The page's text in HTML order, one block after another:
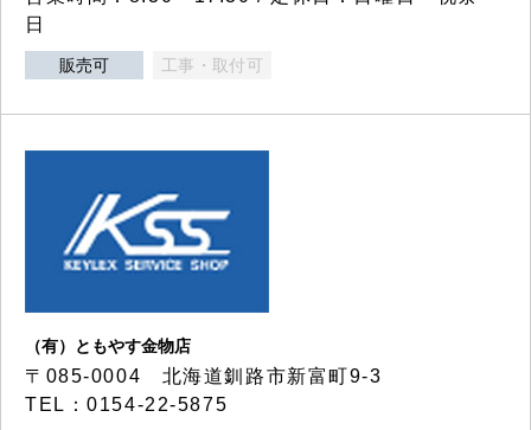
日
販売可 工事・取付可
（有）ともやす金物店
〒085-0004 北海道釧路市新富町9-3
TEL：0154-22-5875